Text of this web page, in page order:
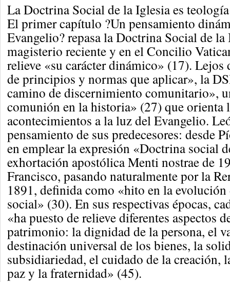
La Doctrina Social de la Iglesia es
El primer capítulo ?Un pensamiento
Evangelio? repasa la Doctrina Social de
magisterio reciente y en el Concilio
relieve «su carácter dinámico» (17). Lejos
de principios y normas que aplicar», la
camino de discernimiento comunitario»,
comunión en la historia» (27) que orienta
acontecimientos a la luz del Evangelio.
pensamiento de sus predecesores: desde
en emplear la expresión «Doctrina social
exhortación apostólica Menti nostrae de
Francisco, pasando naturalmente por la
1891, definida como «hito en la
social» (30). En sus respectivas épocas,
«ha puesto de relieve diferentes aspectos
patrimonio: la dignidad de la persona, el
destinación universal de los bienes, la
subsidiariedad, el cuidado de la creación,
paz y la fraternidad» (45).